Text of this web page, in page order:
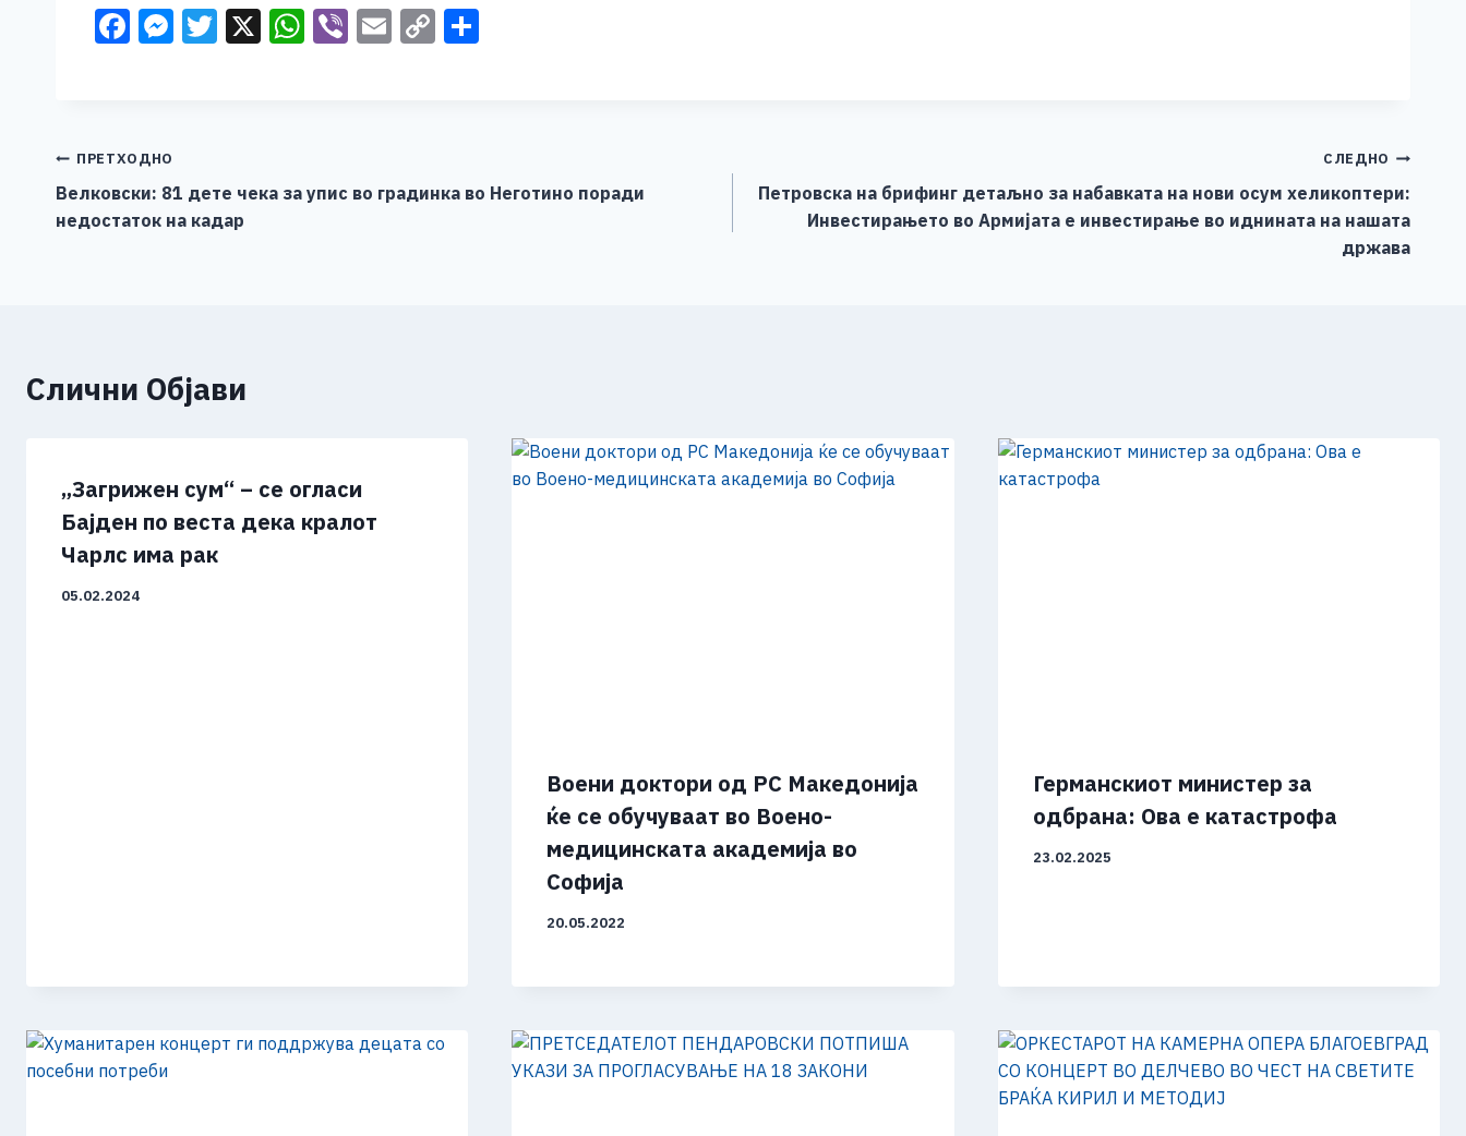
F
b
o
o
M
g
er
T X W
p
Vi E C
n
Навигација
на
ПРЕТХОДНО
Велковски: 81 дете чека за упис во градинка во Неготино поради
недостаток на кадар
СЛЕДНО
Петровска на брифинг детаљно за набавката на нови осум хеликоптери:
Инвестирањето во Армијата е инвестирање во иднината на нашата
држава
Слични Објави
„Загрижен сум“ – се огласи
Бајден по веста дека кралот
Чарлс има рак
05.02.2024
Воени доктори од РС Македонија
ќе се обучуваат во Воено-
медицинската академија во
Софија
20.05.2022
Германскиот министер за
одбрана: Ова е катастрофа
23.02.2025